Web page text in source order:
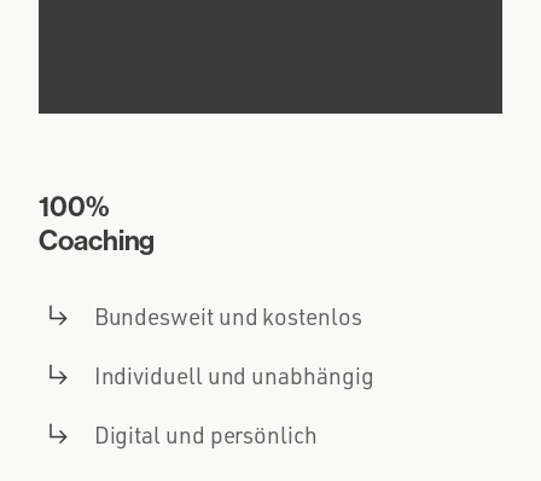
100%
Coaching
Bundesweit und kostenlos
Individuell und unabhängig
Digital und persönlich